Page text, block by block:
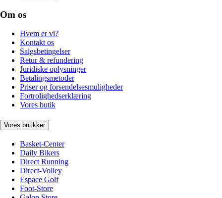
Om os
Hvem er vi?
Kontakt os
Salgsbetingelser
Retur & refundering
Juridiske oplysninger
Betalingsmetoder
Priser og forsendelsesmuligheder
Fortrolighedserklæring
Vores butik
Vores butikker
Basket-Center
Daily Bikers
Direct Running
Direct-Volley
Espace Golf
Foot-Store